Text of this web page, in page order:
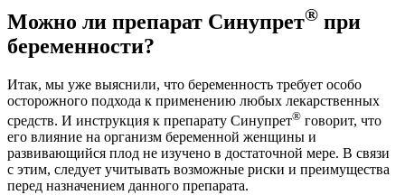
Можно ли препарат Синупрет® при
беременности?
Итак, мы уже выяснили, что беременность требует особо
осторожного подхода к применению любых лекарственных
средств. И инструкция к препарату Синупрет® говорит, что
его влияние на организм беременной женщины и
развивающийся плод не изучено в достаточной мере. В связи
с этим, следует учитывать возможные риски и преимущества
перед назначением данного препарата.